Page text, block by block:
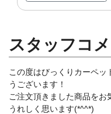
スタッフコ
この度はびっくりカーペッ
うございます！
ご注文頂きました商品をお
うれしく思います(*^^*)